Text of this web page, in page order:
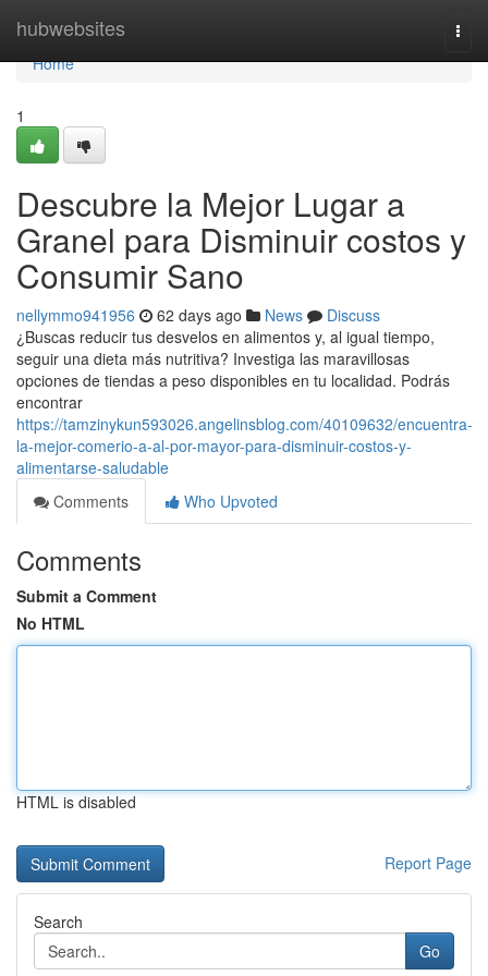
hubwebsites
Home
Home
1
Descubre la Mejor Lugar a
Granel para Disminuir costos y
Consumir Sano
nellymmo941956 62 days ago News
Discuss
¿Buscas reducir tus desvelos en alimentos y, al igual tiempo,
seguir una dieta más nutritiva? Investiga las maravillosas
opciones de tiendas a peso disponibles en tu localidad. Podrás
encontrar
https://tamzinykun593026.angelinsblog.com/40109632/encuentra-
la-mejor-comerio-a-al-por-mayor-para-disminuir-costos-y-
alimentarse-saludable
Comments
Who Upvoted
Comments
Submit a Comment
No HTML
HTML is disabled
Report Page
Search
Go